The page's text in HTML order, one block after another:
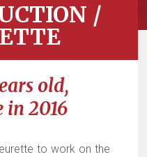
/
old,
in 2016
to work on the